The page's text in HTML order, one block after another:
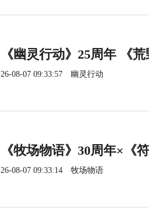
《幽灵行动》25周年 《
26-08-07 09:33:57 幽灵行动
《牧场物语》30周年×《
26-08-07 09:33:14 牧场物语